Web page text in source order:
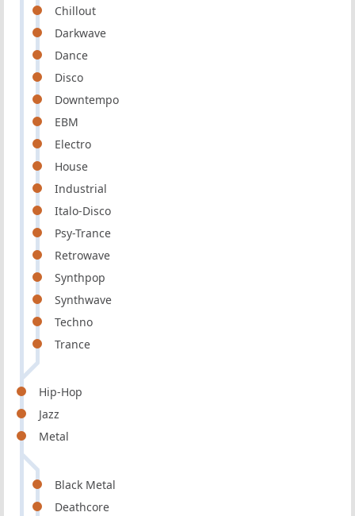
Chillout
Darkwave
Dance
Disco
Downtempo
EBM
Electro
House
Industrial
Italo-Disco
Psy-Trance
Retrowave
Synthpop
Synthwave
Techno
Trance
Hip-Hop
Jazz
Metal
Black Metal
Deathcore